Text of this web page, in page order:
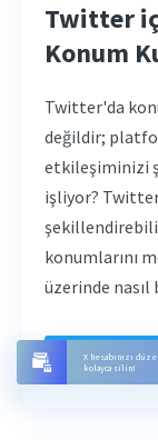
X hesabınızı
kolayca silin!
Twitter
Konum
Twitter'da
değildir;
etkileşiminizi
işliyor?
konumlarını
üzerinde nasıl
Read More